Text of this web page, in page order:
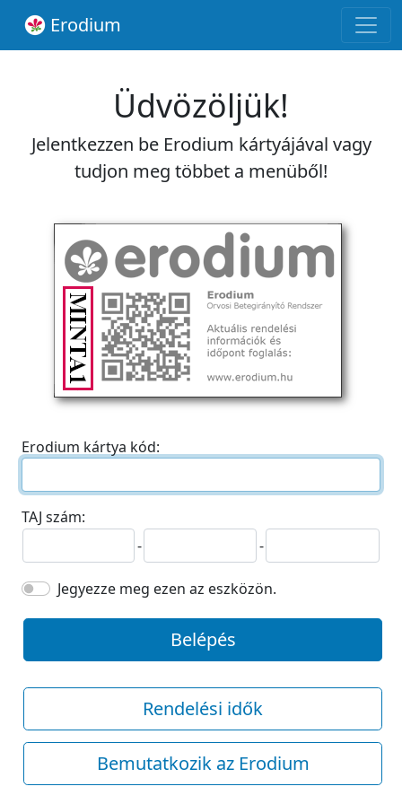
Erodium
Üdvözöljük!
Jelentkezzen be Erodium kártyájával vagy
tudjon meg többet a menüből!
Erodium kártya kód:
TAJ szám:
-
-
Jegyezze meg ezen az eszközön.
Belépés
Rendelési idők
Bemutatkozik az Erodium